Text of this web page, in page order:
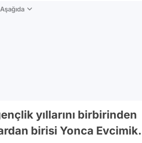
yıllarını birbirinden
birisi Yonca Evcimik.